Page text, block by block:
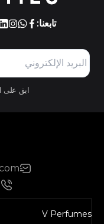
تابعنا:
ابق على
V Perfumes